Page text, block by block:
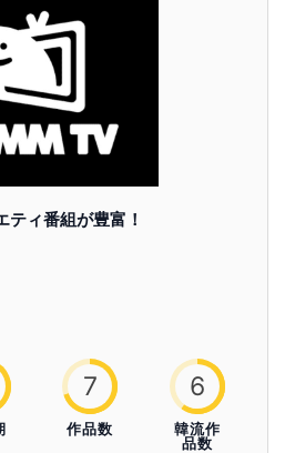
ティ番組が豊富！
7
作品数
6
韓流作
品数